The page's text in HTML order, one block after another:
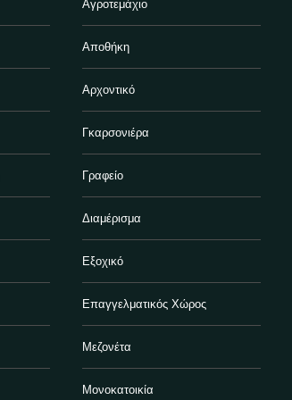
Αγροτεμάχιο
Αποθήκη
Αρχοντικό
Γκαρσονιέρα
Γραφείο
Διαμέρισμα
Εξοχικό
Επαγγελματικός Χώρος
Μεζονέτα
Μονοκατοικία